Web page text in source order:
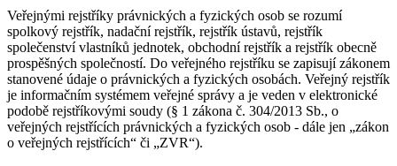
Veřejnými rejstříky právnických a fyzických osob se rozumí
spolkový rejstřík, nadační rejstřík, rejstřík ústavů, rejstřík
společenství vlastníků jednotek, obchodní rejstřík a rejstřík obecně
prospěšných společností. Do veřejného rejstříku se zapisují zákonem
stanovené údaje o právnických a fyzických osobách. Veřejný rejstřík
je informačním systémem veřejné správy a je veden v elektronické
podobě rejstříkovými soudy (§ 1 zákona č. 304/2013 Sb., o
veřejných rejstřících právnických a fyzických osob - dále jen „zákon
o veřejných rejstřících“ či „ZVR“).